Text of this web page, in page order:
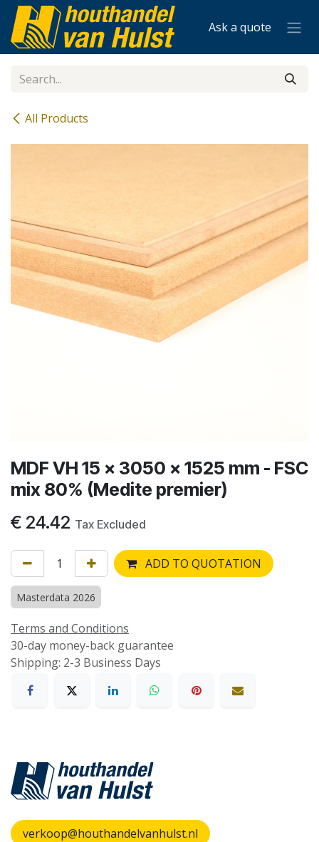
Skip to Content
Ask a quote
All Products
MDF VH 15 x 3050 x 1525 mm - FSC
mix 80% (Medite premier)
€ 24.42 Tax Excluded
ADD TO QUOTATION
Masterdata 2026
Terms and Conditions
30-day money-back guarantee
Shipping: 2-3 Business Days
verkoop@houthandelvanhulst.nl